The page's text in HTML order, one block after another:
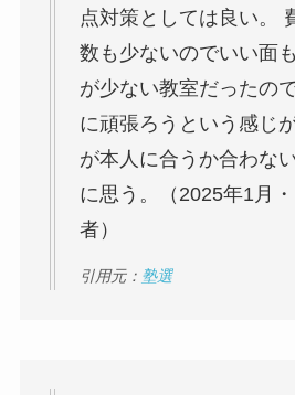
点対策としては良い。
数も少ないのでいい面
が少ない教室だったの
に頑張ろうという感じ
が本人に合うか合わな
に思う。（2025年1月
者）
引用元： 塾選